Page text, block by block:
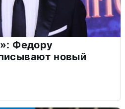
Федору
новый